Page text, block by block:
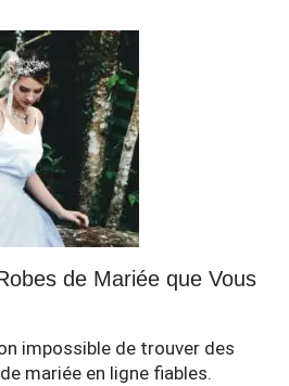
de Mariée que Vous
impossible de trouver des
mariée en ligne fiables.